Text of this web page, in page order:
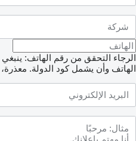
الرجاء التحقق من رقم الهاتف: ينبغي
الهاتف وأن يشمل كود الدولة.